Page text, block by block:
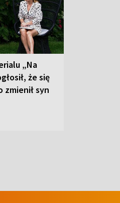
„Na
że się
zmienił syn